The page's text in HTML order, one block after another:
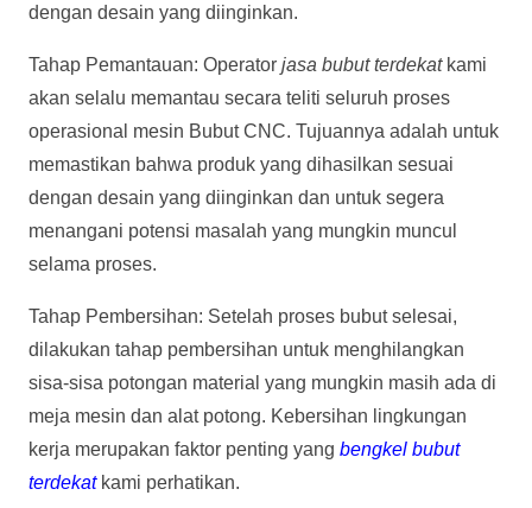
dengan desain yang diinginkan.
Tahap Pemantauan: Operator jasa bubut terdekat kami
akan selalu memantau secara teliti seluruh proses
operasional mesin Bubut CNC. Tujuannya adalah untuk
memastikan bahwa produk yang dihasilkan sesuai
dengan desain yang diinginkan dan untuk segera
menangani potensi masalah yang mungkin muncul
selama proses.
Tahap Pembersihan: Setelah proses bubut selesai,
dilakukan tahap pembersihan untuk menghilangkan
sisa-sisa potongan material yang mungkin masih ada di
meja mesin dan alat potong. Kebersihan lingkungan
kerja merupakan faktor penting yang bengkel bubut
terdekatkami perhatikan.